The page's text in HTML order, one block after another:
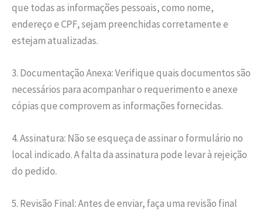
que todas as informações pessoais, como nome,
endereço e CPF, sejam preenchidas corretamente e
estejam atualizadas.
3. Documentação Anexa: Verifique quais documentos são
necessários para acompanhar o requerimento e anexe
cópias que comprovem as informações fornecidas.
4. Assinatura: Não se esqueça de assinar o formulário no
local indicado. A falta da assinatura pode levar à rejeição
do pedido.
5. Revisão Final: Antes de enviar, faça uma revisão final